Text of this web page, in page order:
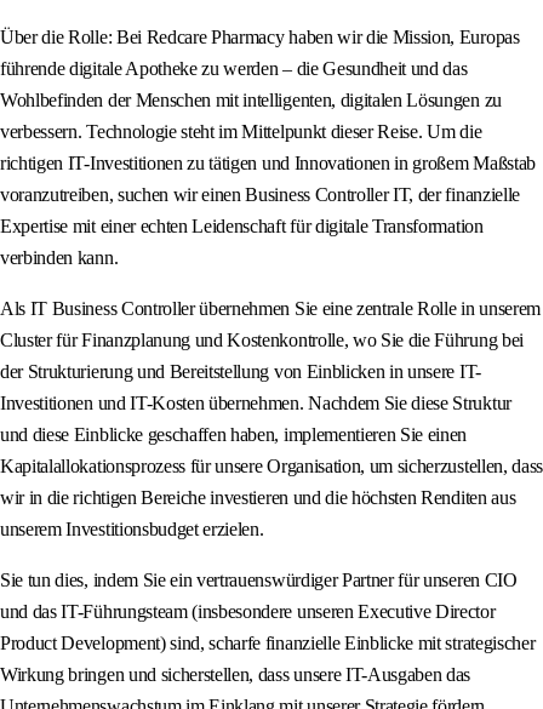
Über die Rolle: Bei Redcare Pharmacy haben wir die Mission, Europas
führende digitale Apotheke zu werden – die Gesundheit und das
Wohlbefinden der Menschen mit intelligenten, digitalen Lösungen zu
verbessern. Technologie steht im Mittelpunkt dieser Reise. Um die
richtigen IT-Investitionen zu tätigen und Innovationen in großem Maßstab
voranzutreiben, suchen wir einen Business Controller IT, der finanzielle
Expertise mit einer echten Leidenschaft für digitale Transformation
verbinden kann.
Als IT Business Controller übernehmen Sie eine zentrale Rolle in unserem
Cluster für Finanzplanung und Kostenkontrolle, wo Sie die Führung bei
der Strukturierung und Bereitstellung von Einblicken in unsere IT-
Investitionen und IT-Kosten übernehmen. Nachdem Sie diese Struktur
und diese Einblicke geschaffen haben, implementieren Sie einen
Kapitalallokationsprozess für unsere Organisation, um sicherzustellen, dass
wir in die richtigen Bereiche investieren und die höchsten Renditen aus
unserem Investitionsbudget erzielen.
Sie tun dies, indem Sie ein vertrauenswürdiger Partner für unseren CIO
und das IT-Führungsteam (insbesondere unseren Executive Director
Product Development) sind, scharfe finanzielle Einblicke mit strategischer
Wirkung bringen und sicherstellen, dass unsere IT-Ausgaben das